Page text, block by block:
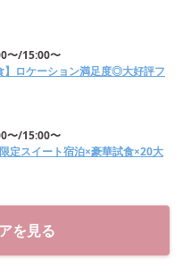
〜/15:00〜
】ロケーション満足度◎大好評フ
〜/15:00〜
定スイート宿泊×豪華試食×20大
を見る